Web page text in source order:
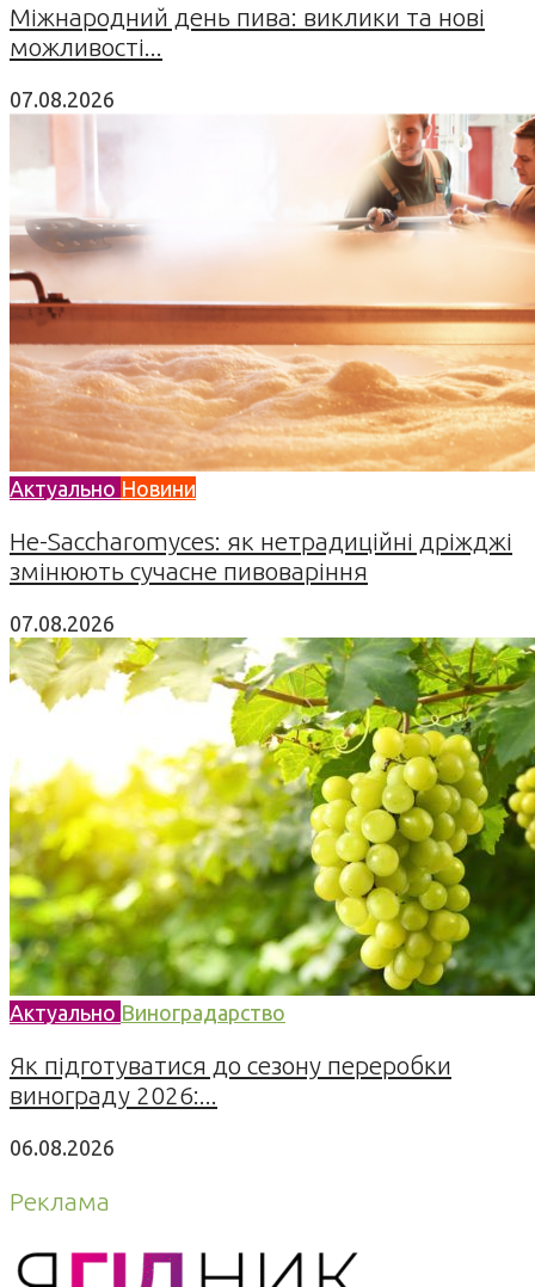
Міжнародний день пива: виклики та нові
можливості...
07.08.2026
Актуально Новини
Не-Saccharomyces: як нетрадиційні дріжджі
змінюють сучасне пивоваріння
07.08.2026
Актуально Виноградарство
Як підготуватися до сезону переробки
винограду 2026:...
06.08.2026
Реклама